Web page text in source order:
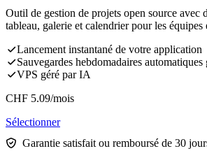
Outil de gestion de projets open source avec
tableau, galerie et calendrier pour les
Lancement instantané de votre application
Sauvegardes hebdomadaires automatiques
VPS géré par IA
CHF 5.09/mois
Sélectionner
Garantie satisfait ou remboursé de 30